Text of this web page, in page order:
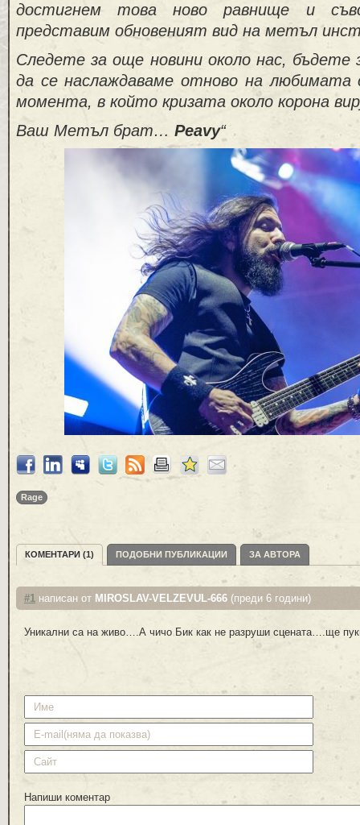
достигнем това ново равнище и
представим обновеният вид на метъл
Следете за още новини около нас, бъдете
да се наслаждаваме отново на любимата
момента, в който кризата около корона
Ваш Метъл брат… Peavy“
Rage
КОМЕНТАРИ (1) ПОДОБНИ ПУБЛИКАЦИИ ЗА АВТОРА
#1 написан от MIROSLAV-VELZEVUL-666 (преди 6 години)
Уникални са на живо….А чичо Бик как не разруши сцената….ще
Напиши коментар